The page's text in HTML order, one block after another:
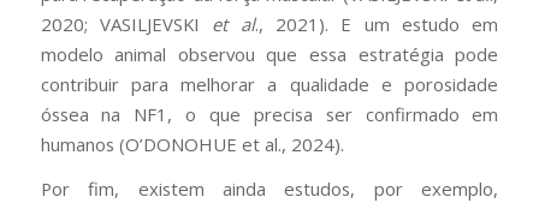
2020; VASILJEVSKI et al., 2021). E um estudo em
modelo animal observou que essa estratégia pode
contribuir para melhorar a qualidade e porosidade
óssea na NF1, o que precisa ser confirmado em
humanos (O’DONOHUE et al., 2024).
Por fim, existem ainda estudos, por exemplo,